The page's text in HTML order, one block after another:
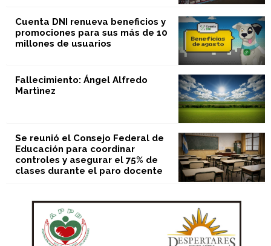
Cuenta DNI renueva beneficios y
promociones para sus más de 10
millones de usuarios
Fallecimiento: Ángel Alfredo
Martìnez
Se reunió el Consejo Federal de
Educación para coordinar
controles y asegurar el 75% de
clases durante el paro docente